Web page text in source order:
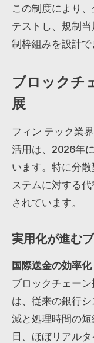
この制度により
テストし、規制
制枠組みを設計で
ブロックチ
展
フィン テック業
活用は、2026年
います。特に分
ステムに対する
されています。
実用化が進む
国際送金の効率化
ブロックチェー
は、従来の銀行
減と処理時間の
日、ほぼリアル